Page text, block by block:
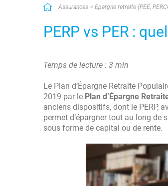
Assurances Epargne retraite (PEE,
PERP vs PER :
Temps de lecture : 3 min
Le Plan d’Épargne Retraite
2019 par le Plan d’Épargne
anciens dispositifs, dont le PERP,
permet d’épargner tout au long de
sous forme de capital ou de rente.